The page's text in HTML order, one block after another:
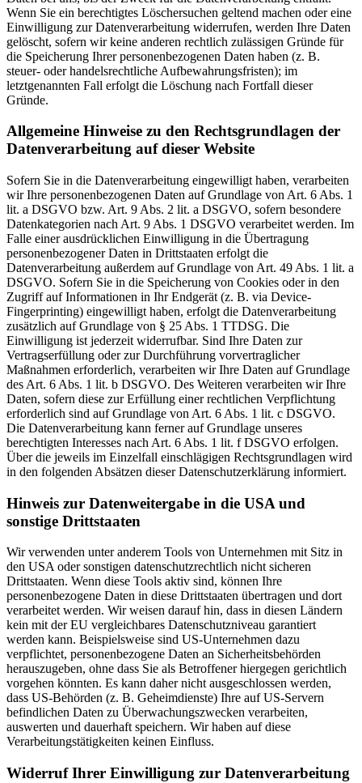
Wenn Sie ein berechtigtes Löschersuchen geltend machen oder eine
Einwilligung zur Datenverarbeitung widerrufen, werden Ihre Daten
gelöscht, sofern wir keine anderen rechtlich zulässigen Gründe für
die Speicherung Ihrer personenbezogenen Daten haben (z. B.
steuer- oder handelsrechtliche Aufbewahrungsfristen); im
letztgenannten Fall erfolgt die Löschung nach Fortfall dieser
Gründe.
Allgemeine Hinweise zu den Rechtsgrundlagen der
Datenverarbeitung auf dieser Website
Sofern Sie in die Datenverarbeitung eingewilligt haben, verarbeiten
wir Ihre personenbezogenen Daten auf Grundlage von Art. 6 Abs. 1
lit. a DSGVO bzw. Art. 9 Abs. 2 lit. a DSGVO, sofern besondere
Datenkategorien nach Art. 9 Abs. 1 DSGVO verarbeitet werden. Im
Falle einer ausdrücklichen Einwilligung in die Übertragung
personenbezogener Daten in Drittstaaten erfolgt die
Datenverarbeitung außerdem auf Grundlage von Art. 49 Abs. 1 lit. a
DSGVO. Sofern Sie in die Speicherung von Cookies oder in den
Zugriff auf Informationen in Ihr Endgerät (z. B. via Device-
Fingerprinting) eingewilligt haben, erfolgt die Datenverarbeitung
zusätzlich auf Grundlage von § 25 Abs. 1 TTDSG. Die
Einwilligung ist jederzeit widerrufbar. Sind Ihre Daten zur
Vertragserfüllung oder zur Durchführung vorvertraglicher
Maßnahmen erforderlich, verarbeiten wir Ihre Daten auf Grundlage
des Art. 6 Abs. 1 lit. b DSGVO. Des Weiteren verarbeiten wir Ihre
Daten, sofern diese zur Erfüllung einer rechtlichen Verpflichtung
erforderlich sind auf Grundlage von Art. 6 Abs. 1 lit. c DSGVO.
Die Datenverarbeitung kann ferner auf Grundlage unseres
berechtigten Interesses nach Art. 6 Abs. 1 lit. f DSGVO erfolgen.
Über die jeweils im Einzelfall einschlägigen Rechtsgrundlagen wird
in den folgenden Absätzen dieser Datenschutzerklärung informiert.
Hinweis zur Datenweitergabe in die USA und
sonstige Drittstaaten
Wir verwenden unter anderem Tools von Unternehmen mit Sitz in
den USA oder sonstigen datenschutzrechtlich nicht sicheren
Drittstaaten. Wenn diese Tools aktiv sind, können Ihre
personenbezogene Daten in diese Drittstaaten übertragen und dort
verarbeitet werden. Wir weisen darauf hin, dass in diesen Ländern
kein mit der EU vergleichbares Datenschutzniveau garantiert
werden kann. Beispielsweise sind US-Unternehmen dazu
verpflichtet, personenbezogene Daten an Sicherheitsbehörden
herauszugeben, ohne dass Sie als Betroffener hiergegen gerichtlich
vorgehen könnten. Es kann daher nicht ausgeschlossen werden,
dass US-Behörden (z. B. Geheimdienste) Ihre auf US-Servern
befindlichen Daten zu Überwachungszwecken verarbeiten,
auswerten und dauerhaft speichern. Wir haben auf diese
Verarbeitungstätigkeiten keinen Einfluss.
Widerruf Ihrer Einwilligung zur Datenverarbeitung